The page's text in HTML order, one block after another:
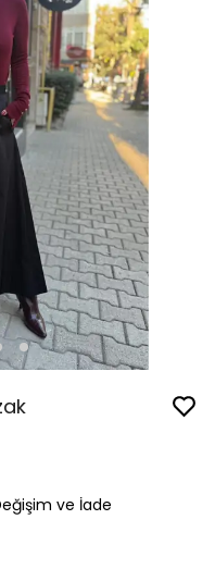
ve İade